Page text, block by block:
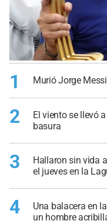
1 Murió Jorge
2
El viento se llevó
basura
3
Hallaron sin vida
el jueves en la
4
Una balacera en
un hombre